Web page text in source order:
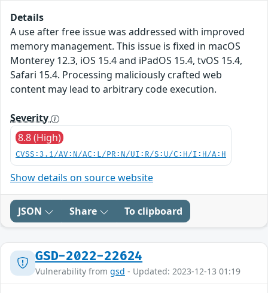
Details
A use after free issue was addressed with improved
memory management. This issue is fixed in macOS
Monterey 12.3, iOS 15.4 and iPadOS 15.4, tvOS 15.4,
Safari 15.4. Processing maliciously crafted web
content may lead to arbitrary code execution.
Severity
8.8 (High)
CVSS:3.1/AV:N/AC:L/PR:N/UI:R/S:U/C:H/I:H/A:H
Show details on source website
JSON Share To clipboard
GSD-2022-22624
Vulnerability from gsd - Updated: 2023-12-13 01:19